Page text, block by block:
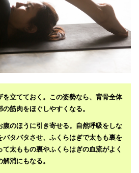
を立てておく。この姿勢なら、背骨全体
筋肉をほぐしやすくなる。
腹のほうに引き寄せる。自然呼吸をしな
バタバタさせ、ふくらはぎで太もも裏を
太ももの裏やふくらはぎの血流がよく
消にもなる。